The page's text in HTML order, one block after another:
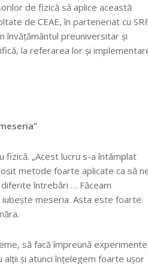
de fizică să aplice această
de CEAE, în parteneriat cu
învățământul preuniversitar și
la referarea lor și
fizică. „Acest lucru s-a întâmplat
metode foarte aplicate ca să
întrebări … Făceam
iubește meseria. Asta este foarte
să facă împreună
alții și atunci înțelegem foarte ușor